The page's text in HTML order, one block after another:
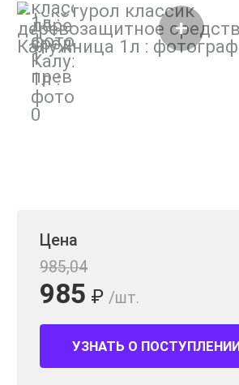
Цена
985,04
985 ₽ /шт.
УЗНАТЬ О